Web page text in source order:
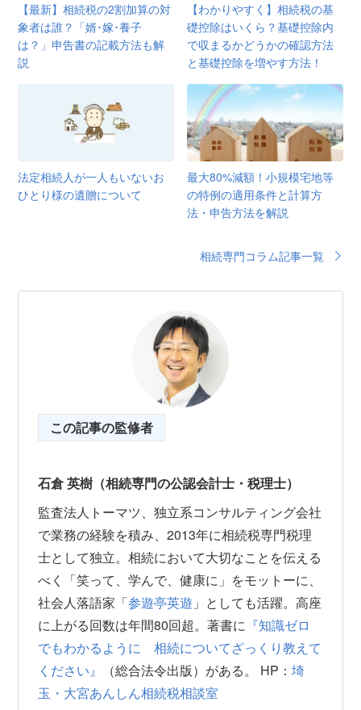
【最新】相続税の2割加算の対
象者は誰？「婿･嫁･養子
は？」申告書の記載方法も解
説
【わかりやすく】相続税の基
礎控除はいくら？基礎控除内
で収まるかどうかの確認方法
と基礎控除を増やす方法！
法定相続人が一人もいないお
ひとり様の遺贈について
最大80%減額！小規模宅地等
の特例の適用条件と計算方
法・申告方法を解説
相続専門コラム記事一覧
この記事の監修者
石倉 英樹（相続専門の公認会計士・税理士）
監査法人トーマツ、独立系コンサルティング会社
で業務の経験を積み、2013年に相続税専門税理
士として独立。相続において大切なことを伝える
べく「笑って、学んで、健康に」をモットーに、
社会人落語家「参遊亭英遊 」としても活躍。高座
に上がる回数は年間80回超。著書に 『知識ゼロ
でもわかるように 相続についてざっくり教えて
ください』
（総合法令出版）がある。 HP：埼
玉・大宮あんしん相続税相談室